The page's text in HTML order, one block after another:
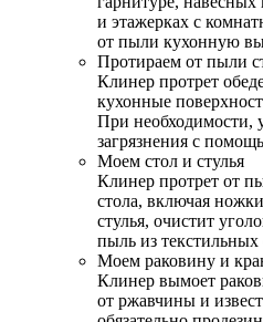
и этажерках с
от пыли кухонную
Протираем от пыли
Клинер протрет
кухонные
При необходимости,
загрязнения с
Моем стол и стулья
Клинер протрет от
стола, включая
стулья, очистит
пыль из
Моем раковину и
Клинер вымоет
от ржавчины и